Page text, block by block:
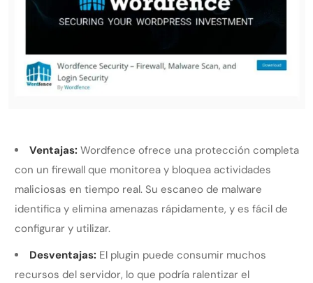
Ventajas: Wordfence ofrece una protección completa
con un firewall que monitorea y bloquea actividades
maliciosas en tiempo real. Su escaneo de malware
identifica y elimina amenazas rápidamente, y es fácil de
configurar y utilizar.
Desventajas: El plugin puede consumir muchos
recursos del servidor, lo que podría ralentizar el